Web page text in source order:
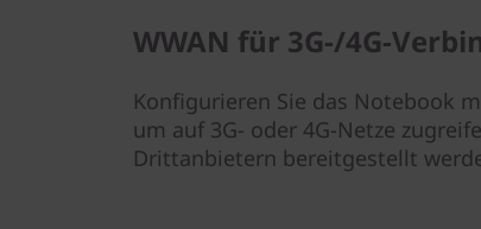
WWAN für 3G-/4G-
Konfigurieren Sie das Notebook
um auf 3G- oder 4G-Netze
Drittanbietern bereitgestellt